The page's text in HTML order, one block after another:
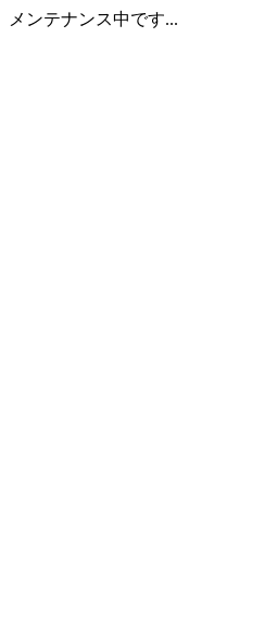
メンテナンス中です...